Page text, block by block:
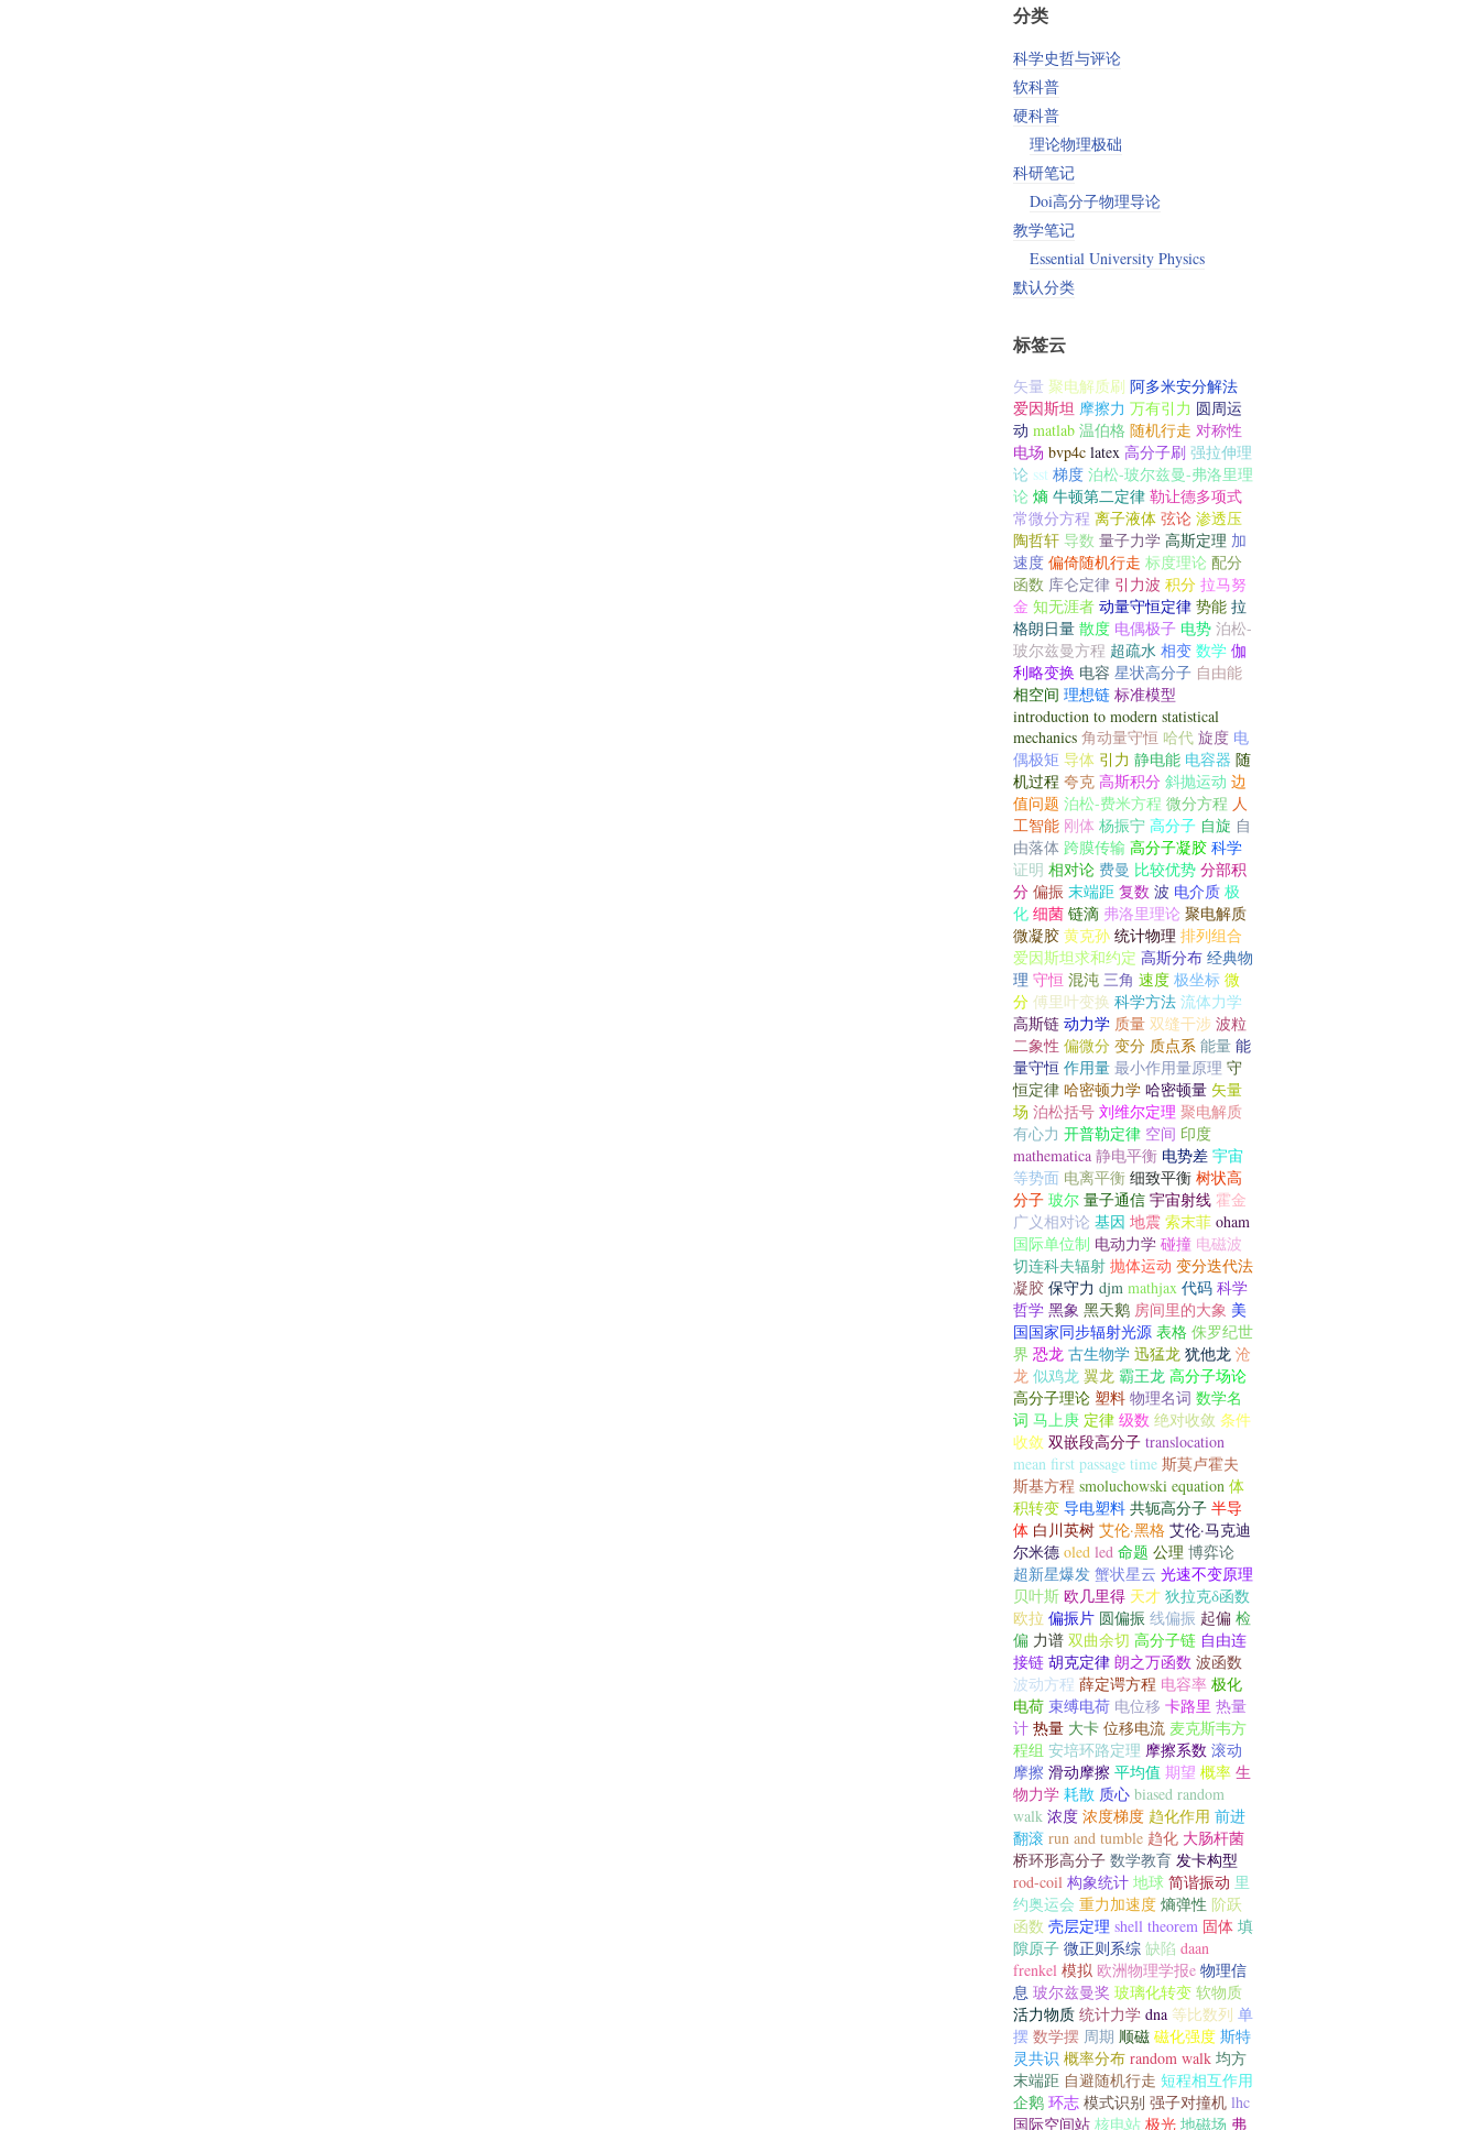
分类
科学史哲与评论
软科普
硬科普
理论物理极础
科研笔记
Doi高分子物理导论
教学笔记
Essential University Physics
默认分类
标签云
矢量 聚电解质刷 阿多米安分解法
爱因斯坦 摩擦力 万有引力 圆周运
动 matlab 温伯格 随机行走 对称性
电场 bvp4c latex 高分子刷 强拉伸理
论 sst 梯度 泊松-玻尔兹曼-弗洛里理
论 熵 牛顿第二定律 勒让德多项式
常微分方程 离子液体 弦论 渗透压
陶哲轩 导数 量子力学 高斯定理 加
速度 偏倚随机行走 标度理论 配分
函数 库仑定律 引力波 积分 拉马努
金 知无涯者 动量守恒定律 势能 拉
格朗日量 散度 电偶极子 电势 泊松-
玻尔兹曼方程 超疏水 相变 数学 伽
利略变换 电容 星状高分子 自由能
相空间 理想链 标准模型
introduction to modern statistical
mechanics 角动量守恒 哈代 旋度 电
偶极矩 导体 引力 静电能 电容器 随
机过程 夸克 高斯积分 斜抛运动 边
值问题 泊松-费米方程 微分方程 人
工智能 刚体 杨振宁 高分子 自旋 自
由落体 跨膜传输 高分子凝胶 科学
证明 相对论 费曼 比较优势 分部积
分 偏振 末端距 复数 波 电介质 极
化 细菌 链滴 弗洛里理论 聚电解质
微凝胶 黄克孙 统计物理 排列组合
爱因斯坦求和约定 高斯分布 经典物
理 守恒 混沌 三角 速度 极坐标 微
分 傅里叶变换 科学方法 流体力学
高斯链 动力学 质量 双缝干涉 波粒
二象性 偏微分 变分 质点系 能量 能
量守恒 作用量 最小作用量原理 守
恒定律 哈密顿力学 哈密顿量 矢量
场 泊松括号 刘维尔定理 聚电解质
有心力 开普勒定律 空间 印度
mathematica 静电平衡 电势差 宇宙
等势面 电离平衡 细致平衡 树状高
分子 玻尔 量子通信 宇宙射线 霍金
广义相对论 基因 地震 索末菲 oham
国际单位制 电动力学 碰撞 电磁波
切连科夫辐射 抛体运动 变分迭代法
凝胶 保守力 djm mathjax 代码 科学
哲学 黑象 黑天鹅 房间里的大象 美
国国家同步辐射光源 表格 侏罗纪世
界 恐龙 古生物学 迅猛龙 犹他龙 沧
龙 似鸡龙 翼龙 霸王龙 高分子场论
高分子理论 塑料 物理名词 数学名
词 马上庚 定律 级数 绝对收敛 条件
收敛 双嵌段高分子 translocation
mean first passage time 斯莫卢霍夫
斯基方程 smoluchowski equation 体
积转变 导电塑料 共轭高分子 半导
体 白川英树 艾伦·黑格 艾伦·马克迪
尔米德 oled led 命题 公理 博弈论
超新星爆发 蟹状星云 光速不变原理
贝叶斯 欧几里得 天才 狄拉克δ函数
欧拉 偏振片 圆偏振 线偏振 起偏 检
偏 力谱 双曲余切 高分子链 自由连
接链 胡克定律 朗之万函数 波函数
波动方程 薛定谔方程 电容率 极化
电荷 束缚电荷 电位移 卡路里 热量
计 热量 大卡 位移电流 麦克斯韦方
程组 安培环路定理 摩擦系数 滚动
摩擦 滑动摩擦 平均值 期望 概率 生
物力学 耗散 质心 biased random
walk 浓度 浓度梯度 趋化作用 前进
翻滚 run and tumble 趋化 大肠杆菌
桥环形高分子 数学教育 发卡构型
rod-coil 构象统计 地球 简谐振动 里
约奥运会 重力加速度 熵弹性 阶跃
函数 壳层定理 shell theorem 固体 填
隙原子 微正则系综 缺陷 daan
frenkel 模拟 欧洲物理学报e 物理信
息 玻尔兹曼奖 玻璃化转变 软物质
活力物质 统计力学 dna 等比数列 单
摆 数学摆 周期 顺磁 磁化强度 斯特
灵共识 概率分布 random walk 均方
末端距 自避随机行走 短程相互作用
企鹅 环志 模式识别 强子对撞机 lhc
国际空间站 核电站 极光 地磁场 弗